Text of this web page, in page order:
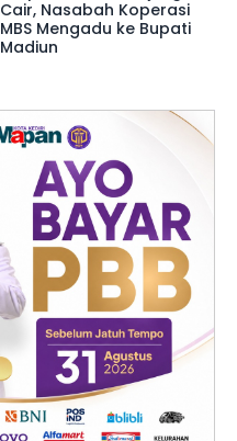
Cair, Nasabah Koperasi
MBS Mengadu ke Bupati
Madiun